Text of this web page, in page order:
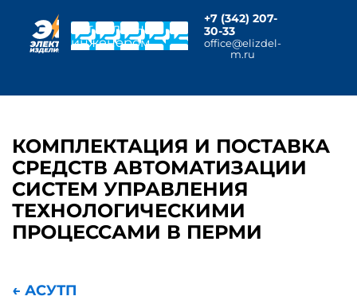
Чат с главным
инженером
+7 (342) 207-
30-33
office@elizdel-
m.ru
КОМПЛЕКТАЦИЯ И ПОСТАВКА
СРЕДСТВ АВТОМАТИЗАЦИИ
СИСТЕМ УПРАВЛЕНИЯ
ТЕХНОЛОГИЧЕСКИМИ
ПРОЦЕССАМИ В ПЕРМИ
← АСУТП